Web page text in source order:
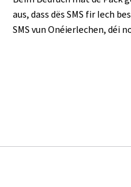
aus, dass dës SMS fir Iech
SMS vun Onéierlechen, déi